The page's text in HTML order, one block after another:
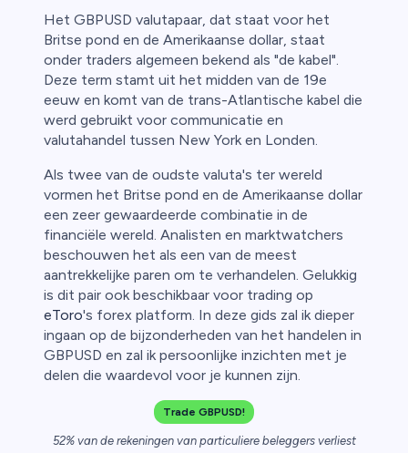
Het GBPUSD valutapaar, dat staat voor het
Britse pond en de Amerikaanse dollar, staat
onder traders algemeen bekend als "de kabel".
Deze term stamt uit het midden van de 19e
eeuw en komt van de trans-Atlantische kabel die
werd gebruikt voor communicatie en
valutahandel tussen New York en Londen.
Als twee van de oudste valuta's ter wereld
vormen het Britse pond en de Amerikaanse dollar
een zeer gewaardeerde combinatie in de
financiële wereld. Analisten en marktwatchers
beschouwen het als een van de meest
aantrekkelijke paren om te verhandelen. Gelukkig
is dit pair ook beschikbaar voor trading op
eToro's forex platform. In deze gids zal ik dieper
ingaan op de bijzonderheden van het handelen in
GBPUSD en zal ik persoonlijke inzichten met je
delen die waardevol voor je kunnen zijn.
Trade GBPUSD!
52% van de rekeningen van particuliere beleggers verliest